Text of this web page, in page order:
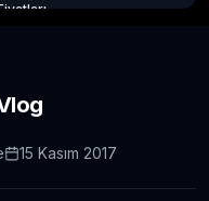
Hikayem ve Tavsiyelerim
15 Kasım 2017